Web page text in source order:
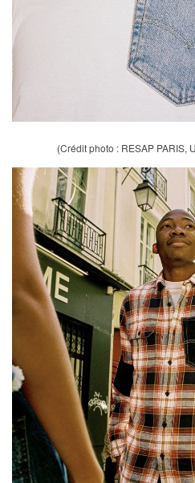
(Crédit photo : RESAP PARIS,